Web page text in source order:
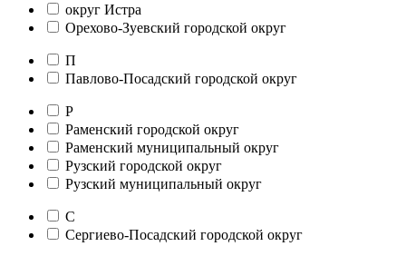
округ Истра
Орехово-Зуевский городской округ
П
Павлово-Посадский городской округ
Р
Раменский городской округ
Раменский муниципальный округ
Рузский городской округ
Рузский муниципальный округ
С
Сергиево-Посадский городской округ